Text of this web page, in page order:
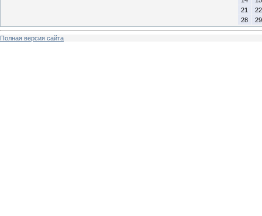
21
22
28
29
Полная версия сайта